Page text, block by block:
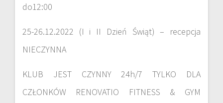
do12:00
25-26.12.2022 (I i II Dzień Świąt) – recepcja
NIECZYNNA
KLUB JEST CZYNNY 24h/7 TYLKO DLA
CZŁONKÓW RENOVATIO FITNESS & GYM